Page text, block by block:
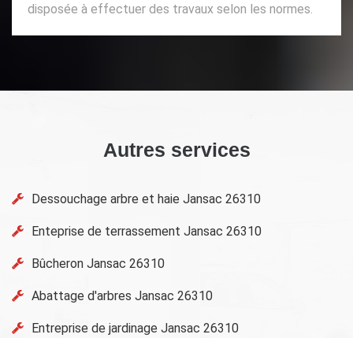
disposée à effectuer des travaux selon les normes.
Autres services
Dessouchage arbre et haie Jansac 26310
Enteprise de terrassement Jansac 26310
Bûcheron Jansac 26310
Abattage d'arbres Jansac 26310
Entreprise de jardinage Jansac 26310